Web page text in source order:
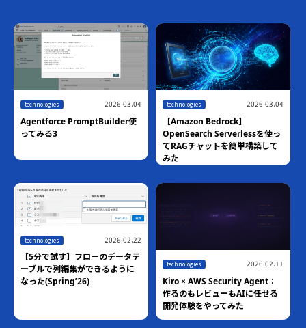
technologies 2026.07.10
【ハンズオン】Amazon
Bedrock AgentCore Harness ×
作るマネージドRAGエージェン
technologies
世界最速！！AWS Blocks技術検
証
technologies
【10分で試す】Claudeから
Salesforce Hosted MCP
Serverに接続する